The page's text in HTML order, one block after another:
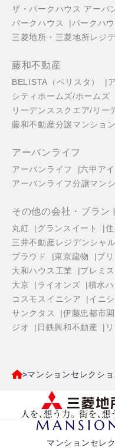
ザ・パークハウス アーバ
パークハウス
パークハ
三菱地所・三菱地所レジ
藤和不動産
BELISTA（ベリスタ）
シティホームズ/ホームズ
リーデンススクエア/リー
藤和不動産分譲マンション
アーバンライフ
アーバンライフ
六甲ア
アーバンライフ分譲マン
その他の会社・ブラン
丸紅 グランスイート
三井不動産レジデンシャル
プラウド
東京建物 ブ
大和ハウス工業
プレミス
大京
ライオンズ 積水
コスモスイニシア
イニ
サンクタス
伊藤忠都市
ジオ
日鉄興和不動産
マンションセレクシ
マンションセレ